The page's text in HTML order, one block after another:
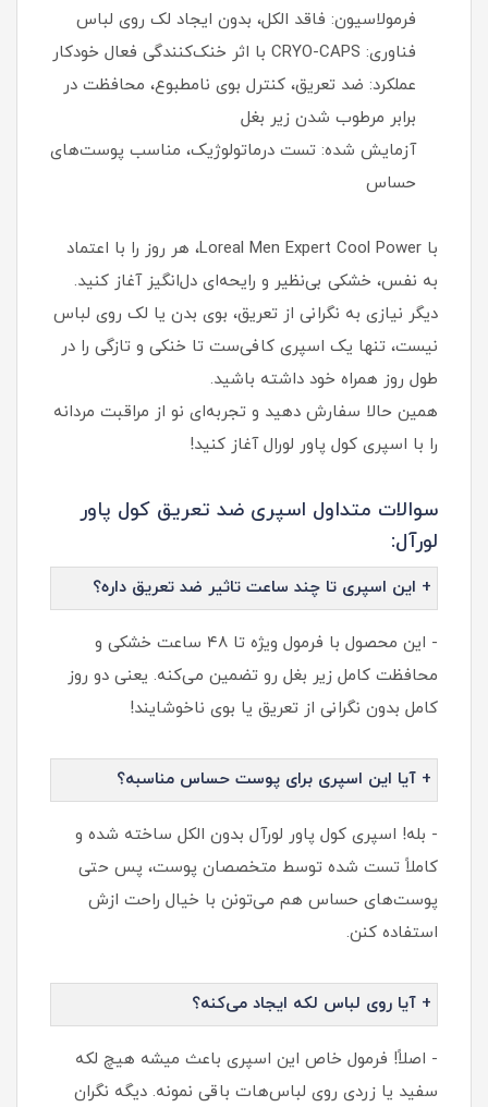
فرمولاسیون: فاقد الکل، بدون ایجاد لک روی لباس
فناوری: CRYO-CAPS با اثر خنک‌کنندگی فعال خودکار
عملکرد: ضد تعریق، کنترل بوی نامطبوع، محافظت در
برابر مرطوب شدن زیر بغل
آزمایش شده: تست درماتولوژیک، مناسب پوست‌های
حساس
با Loreal Men Expert Cool Power، هر روز را با اعتماد
به نفس، خشکی بی‌نظیر و رایحه‌ای دل‌انگیز آغاز کنید.
دیگر نیازی به نگرانی از تعریق، بوی بدن یا لک روی لباس
نیست، تنها یک اسپری کافی‌ست تا خنکی و تازگی را در
طول روز همراه خود داشته باشید.
همین حالا سفارش دهید و تجربه‌ای نو از مراقبت مردانه
را با اسپری کول پاور لورال آغاز کنید!
سوالات متداول اسپری ضد تعریق کول پاور
لورآل:
+ این اسپری تا چند ساعت تاثیر ضد تعریق داره؟
- این محصول با فرمول ویژه تا ۴۸ ساعت خشکی و
محافظت کامل زیر بغل رو تضمین می‌کنه. یعنی دو روز
کامل بدون نگرانی از تعریق یا بوی ناخوشایند!
+ آیا این اسپری برای پوست حساس مناسبه؟
- بله! اسپری کول پاور لورآل بدون الکل ساخته شده و
کاملاً تست شده توسط متخصصان پوست، پس حتی
پوست‌های حساس هم می‌تونن با خیال راحت ازش
استفاده کنن.
+ آیا روی لباس لکه ایجاد می‌کنه؟
- اصلاً! فرمول خاص این اسپری باعث میشه هیچ لکه
سفید یا زردی روی لباس‌هات باقی نمونه. دیگه نگران